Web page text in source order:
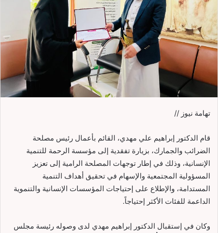
تهامة نيوز //
قام الدكتور إبراهيم علي مهدي، القائم بأعمال رئيس مصلحة
الضرائب والجمارك، بزيارة تفقدية إلى مؤسسة الرحمة للتنمية
الإنسانية، وذلك في إطار توجهات المصلحة الرامية إلى تعزيز
المسؤولية المجتمعية والإسهام في تحقيق أهداف التنمية
المستدامة، والإطلاع على إحتياجات المؤسسات الإنسانية والتنموية
الداعمة للفئات الأكثر إحتياجاً.
وكان في إستقبال الدكتور إبراهيم مهدي لدى وصوله رئيسة مجلس